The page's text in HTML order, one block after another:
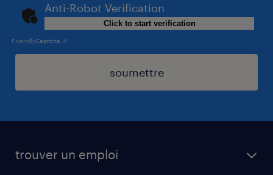
Anti-Robot Verification
Click to start verification
FriendlyCaptcha ⇗
soumettre
trouver un emploi